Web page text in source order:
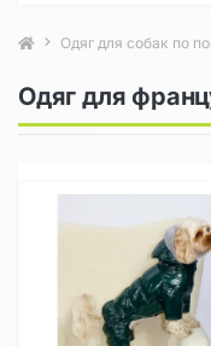
Одяг для собак по
Одяг для